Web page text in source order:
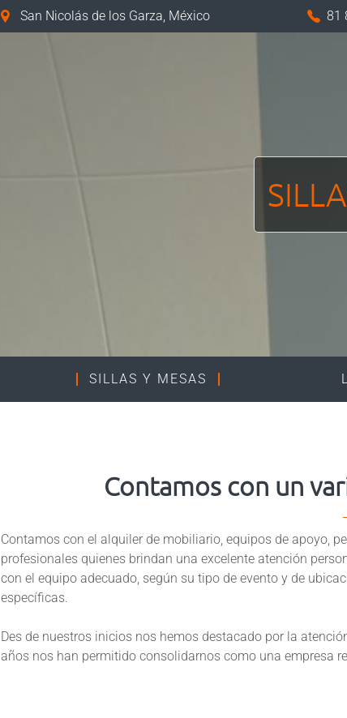
San Nicolás de los Garza, México 81
SILLAS Y MESAS
Contamos con un
Contamos con el alquiler de mobiliario, equipos de apoyo,
profesionales quienes brindan una excelente atención
con el equipo adecuado, según su tipo de evento y de
específicas.
Des de nuestros inicios nos hemos destacado por la
años nos han permitido consolidarnos como una empresa